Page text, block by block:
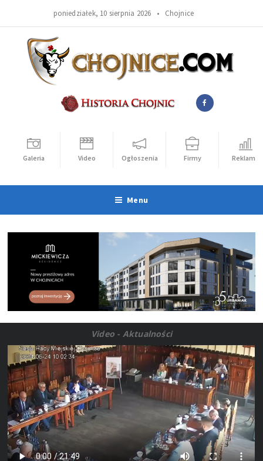
poniedziałek, 10 sierpnia 2026 • Chojnice
Galeria Video Ogłoszenia Firmy Reklama
Menu
Video - Aktualności